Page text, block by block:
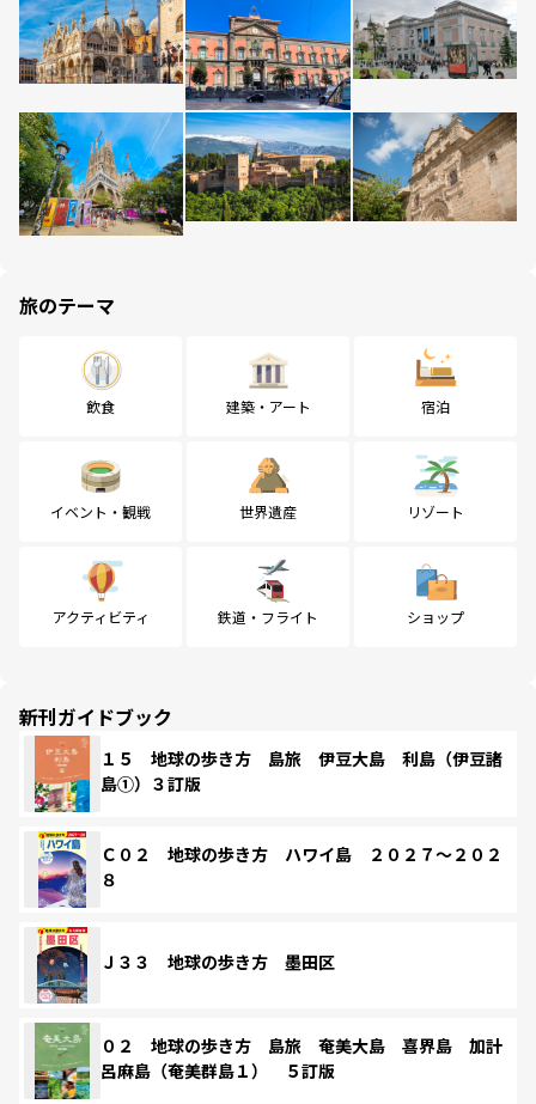
旅のテーマ
飲食 建築・アート 宿泊
イベント・観戦 世界遺産 リゾート
アクティビティ 鉄道・フライト ショップ
新刊ガイドブック
１５ 地球の歩き方 島旅 伊豆大島 利島（伊豆諸
島①）３訂版
Ｃ０２ 地球の歩き方 ハワイ島 ２０２７～２０２
８
Ｊ３３ 地球の歩き方 墨田区
０２ 地球の歩き方 島旅 奄美大島 喜界島 加計
呂麻島（奄美群島１） ５訂版